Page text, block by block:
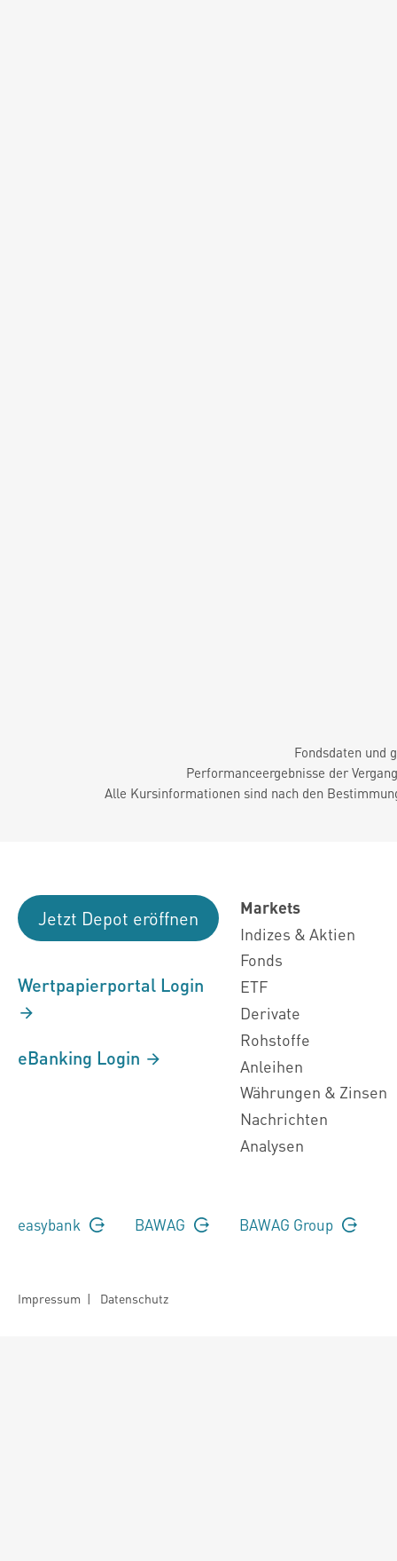
Fondsdaten und
Performanceergebnisse der
Alle Kursinformationen sind nach den
Jetzt Depot eröffnen
Wertpapierportal Login
eBanking Login
Markets
Indizes & Aktien
Fonds
ETF
Derivate
Rohstoffe
Anleihen
Währungen & Zinsen
Nachrichten
Analysen
easybank BAWAG BAWAG Group
Impressum | Datenschutz